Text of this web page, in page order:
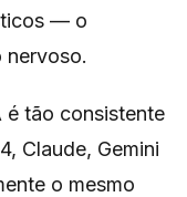
— o
nervoso.
é tão consistente
Claude, Gemini
o mesmo